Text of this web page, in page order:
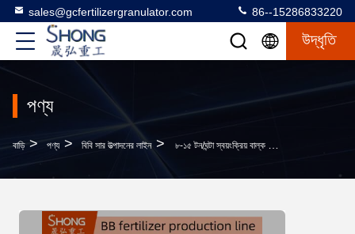
sales@gcfertilizergranulator.com 86--15286833220
উদ্ধৃতি
পণ্য
বাড়ি > পণ্য > বিবি সার উত্পাদনের লাইন > ৮-১৫ টন/ঘন্টা স্বয়ংক্রিয় বাল্ক মিশ্রণ বিবি সার উৎপাদন লাইন ১২ মাসের ওয়ারেন্টি সহ